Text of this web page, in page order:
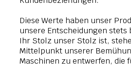
Diese Werte haben unser
unsere Entscheidungen stets
Ihr Stolz unser Stolz ist,
Mittelpunkt unserer
Maschinen zu entwerfen, die